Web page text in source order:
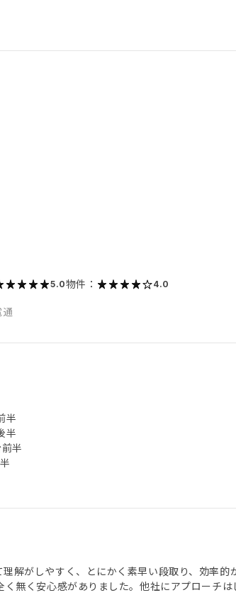
5.0物件： 4.0
半
半
半
解がしやすく、とにかく素早い段取り、効率的
無く安心感がありました。他社にアプローチは